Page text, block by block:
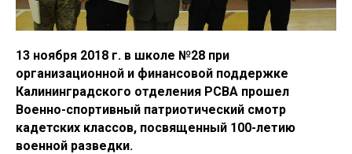
13 ноября 2018 г. в школе №28 при
организационной и финансовой поддержке
Калининградского отделения РСВА прошел
Военно-спортивный патриотический смотр
кадетских классов, посвященный 100-летию
военной разведки.